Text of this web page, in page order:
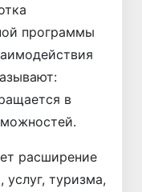
программы
в
расширение
туризма,